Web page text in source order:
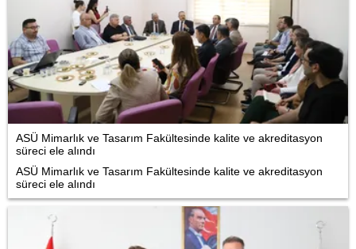
ASÜ Mimarlık ve Tasarım Fakültesinde kalite ve akreditasyon
süreci ele alındı
ASÜ Mimarlık ve Tasarım Fakültesinde kalite ve akreditasyon
süreci ele alındı